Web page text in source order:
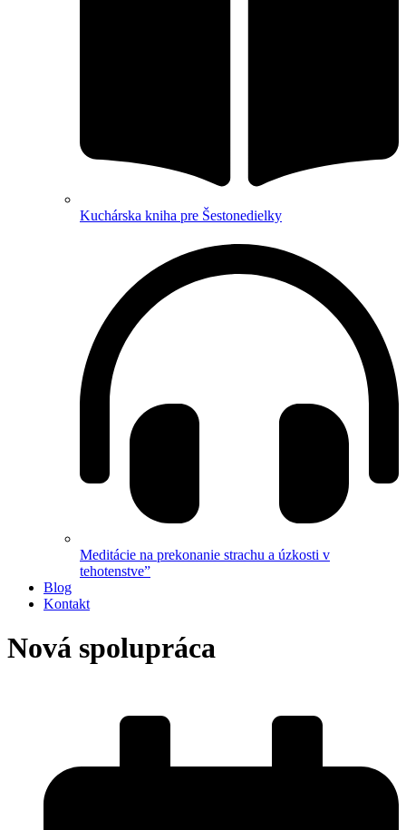
Kuchárska kniha pre Šestonedielky
Meditácie na prekonanie strachu a úzkosti v
tehotenstve”
Blog
Kontakt
Nová spolupráca